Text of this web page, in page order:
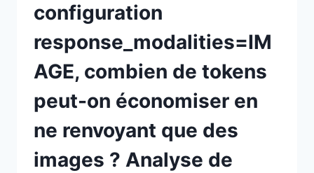
RÉCUPÉREZ
COÛTS
PERDUS
EN
ÉTAPES
configuration
response_modalities=IM
AGE, combien de tokens
peut-on économiser en
ne renvoyant que des
images ? Analyse de